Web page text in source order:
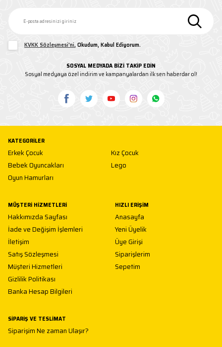
KVKK Sözleşmesi'ni, Okudum, Kabul Ediyorum.
SOSYAL MEDYADA BİZİ TAKİP EDİN
Sosyal medyaya özel indirim ve kampanyalardan ilk sen haberdar ol!
KATEGORILER
Erkek Çocuk
Kız Çocuk
Bebek Oyuncakları
Lego
Oyun Hamurları
MÜŞTERI HIZMETLERI
Hakkımızda Sayfası
İade ve Değişim İşlemleri
İletişim
Satış Sözleşmesi
Müşteri Hizmetleri
Gizlilik Politikası
Banka Hesap Bilgileri
HIZLI ERIŞIM
Anasayfa
Yeni Üyelik
Üye Girişi
Siparişlerim
Sepetim
SIPARIŞ VE TESLIMAT
Siparişim Ne zaman Ulaşır?